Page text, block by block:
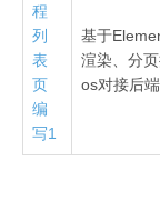
程
列
表
页
编
写1
基于
渲染、分
os对接后